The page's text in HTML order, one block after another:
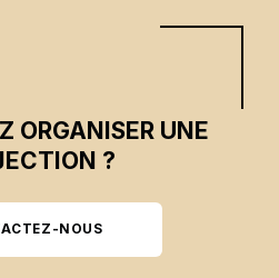
ORGANISER UNE
?
NOUS